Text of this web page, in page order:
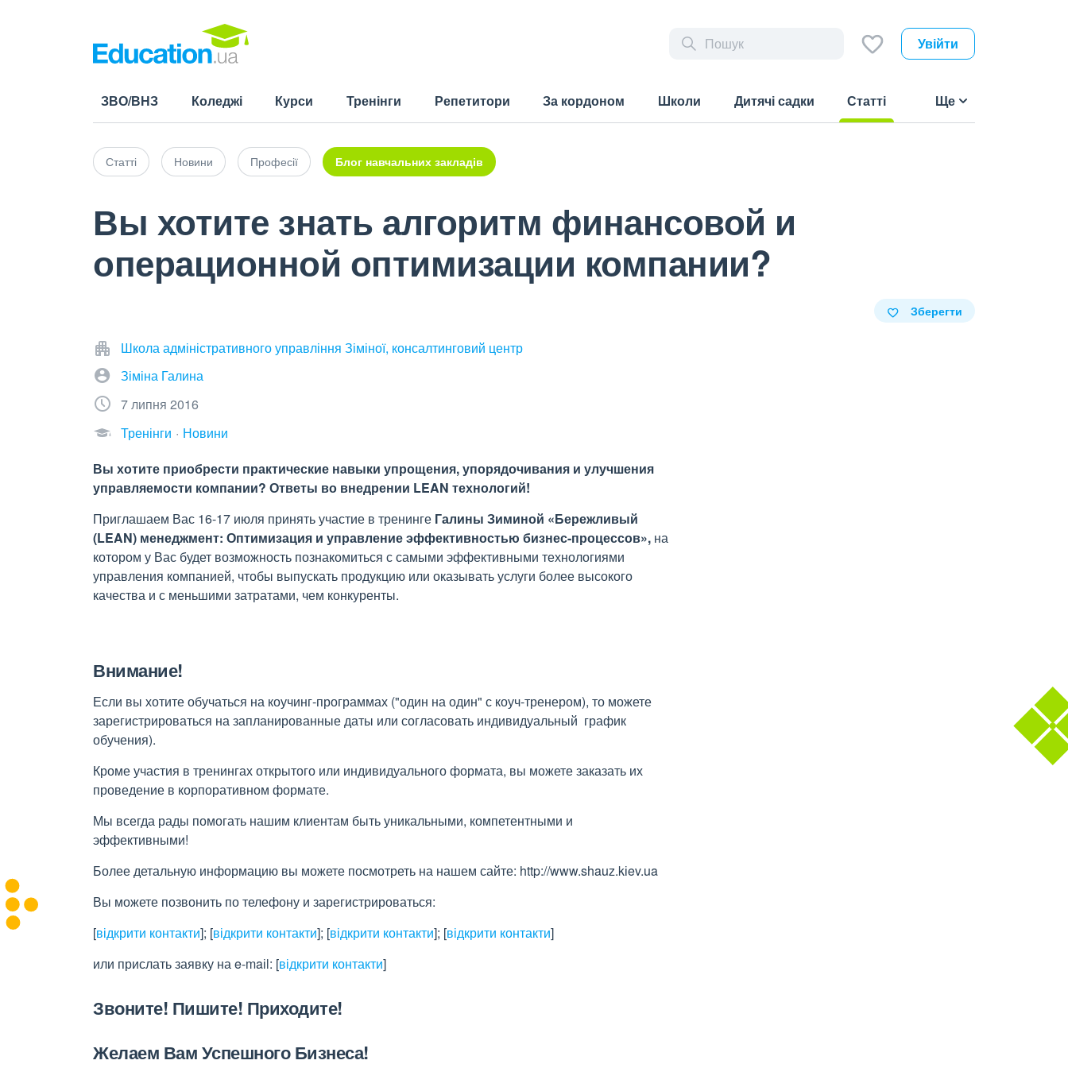
Увійти
ЗВО/ВНЗ Коледжі Курси Тренінги Репетитори За кордоном Школи Дитячі садки
Статті
Ще
Статті Новини Професії Блог навчальних закладів
Вы хотите знать алгоритм финансовой и
операционной оптимизации компании?
Зберегти
Школа адміністративного управління Зіміної, консалтинговий центр
Зіміна Галина
7 липня 2016
Тренінги
Новини
Вы хотите приобрести практические навыки упрощения, упорядочивания и улучшения
управляемости компании? Ответы во внедрении LEAN технологий!
Приглашаем Вас 16-17 июля принять участие в тренинге Галины Зиминой «Бережливый
(LEAN) менеджмент: Оптимизация и управление эффективностью бизнес-процессов», на
котором у Вас будет возможность познакомиться с самыми эффективными технологиями
управления компанией, чтобы выпускать продукцию или оказывать услуги более высокого
качества и с меньшими затратами, чем конкуренты.
Внимание!
Если вы хотите обучаться на коучинг-программах ("один на один" с коуч-тренером), то можете
зарегистрироваться на запланированные даты или согласовать индивидуальный график
обучения).
Кроме участия в тренингах открытого или индивидуального формата, вы можете заказать их
проведение в корпоративном формате.
Мы всегда рады помогать нашим клиентам быть уникальными, компетентными и
эффективными!
Более детальную информацию вы можете посмотреть на нашем сайте: http://www.shauz.kіev.ua
Вы можете позвонить по телефону и зарегистрироваться:
[відкрити контакти]; [відкрити контакти]; [відкрити контакти]; [відкрити контакти]
или прислать заявку на e-maіl: [відкрити контакти]
Звоните! Пишите! Приходите!
Желаем Вам Успешного Бизнеса!